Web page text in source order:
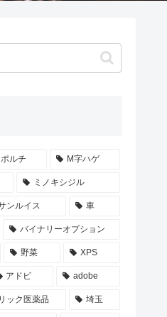
ルチ M字ハゲ
ミノキシジル
ンルイス 車
バイナリーオプション
野菜 XPS
アドビ adobe
ック医薬品 埼玉